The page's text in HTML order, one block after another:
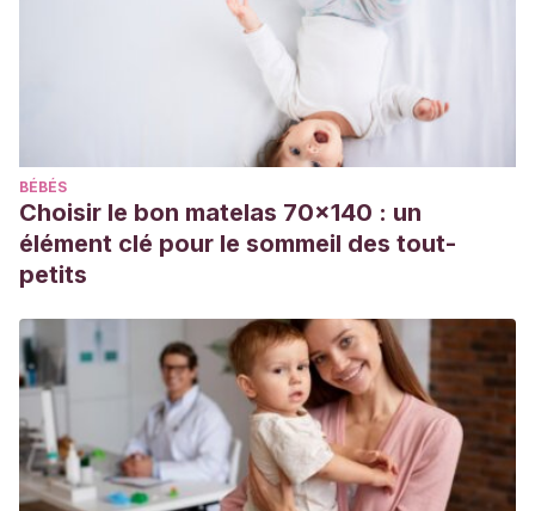
https://biotecnia.unison.mx/index.php/biotecnia/article/
Asociación Española de Pediatría. La alimentación del
preescolar y escolar. Protocolos diagnósticos y
terapéuticos en pediatría. 321-328 páginas. Disponible en:
https://www.aeped.es/sites/default/files/documentos/3-
alimentacion_escolar.pdf
Cruz Bojórquez, Reyna María, González Gallego, Javier, &
beneficios para la salud del licopeno.Nutrición
Hospitalaria
28(1), 6-
15.
https://dx.doi.org/10.3305/nh.2013.28.1.6302
Fundación Española de Nutrición. Brécol. Disponible en:
https://www.fen.org.es/MercadoAlimentosFEN/pdfs/
Fundación Española de Nutrición. Espinacas. Disponible en:
BÉBÉS
Choisir le bon matelas 70x140 : un
élément clé pour le sommeil des tout-
petits